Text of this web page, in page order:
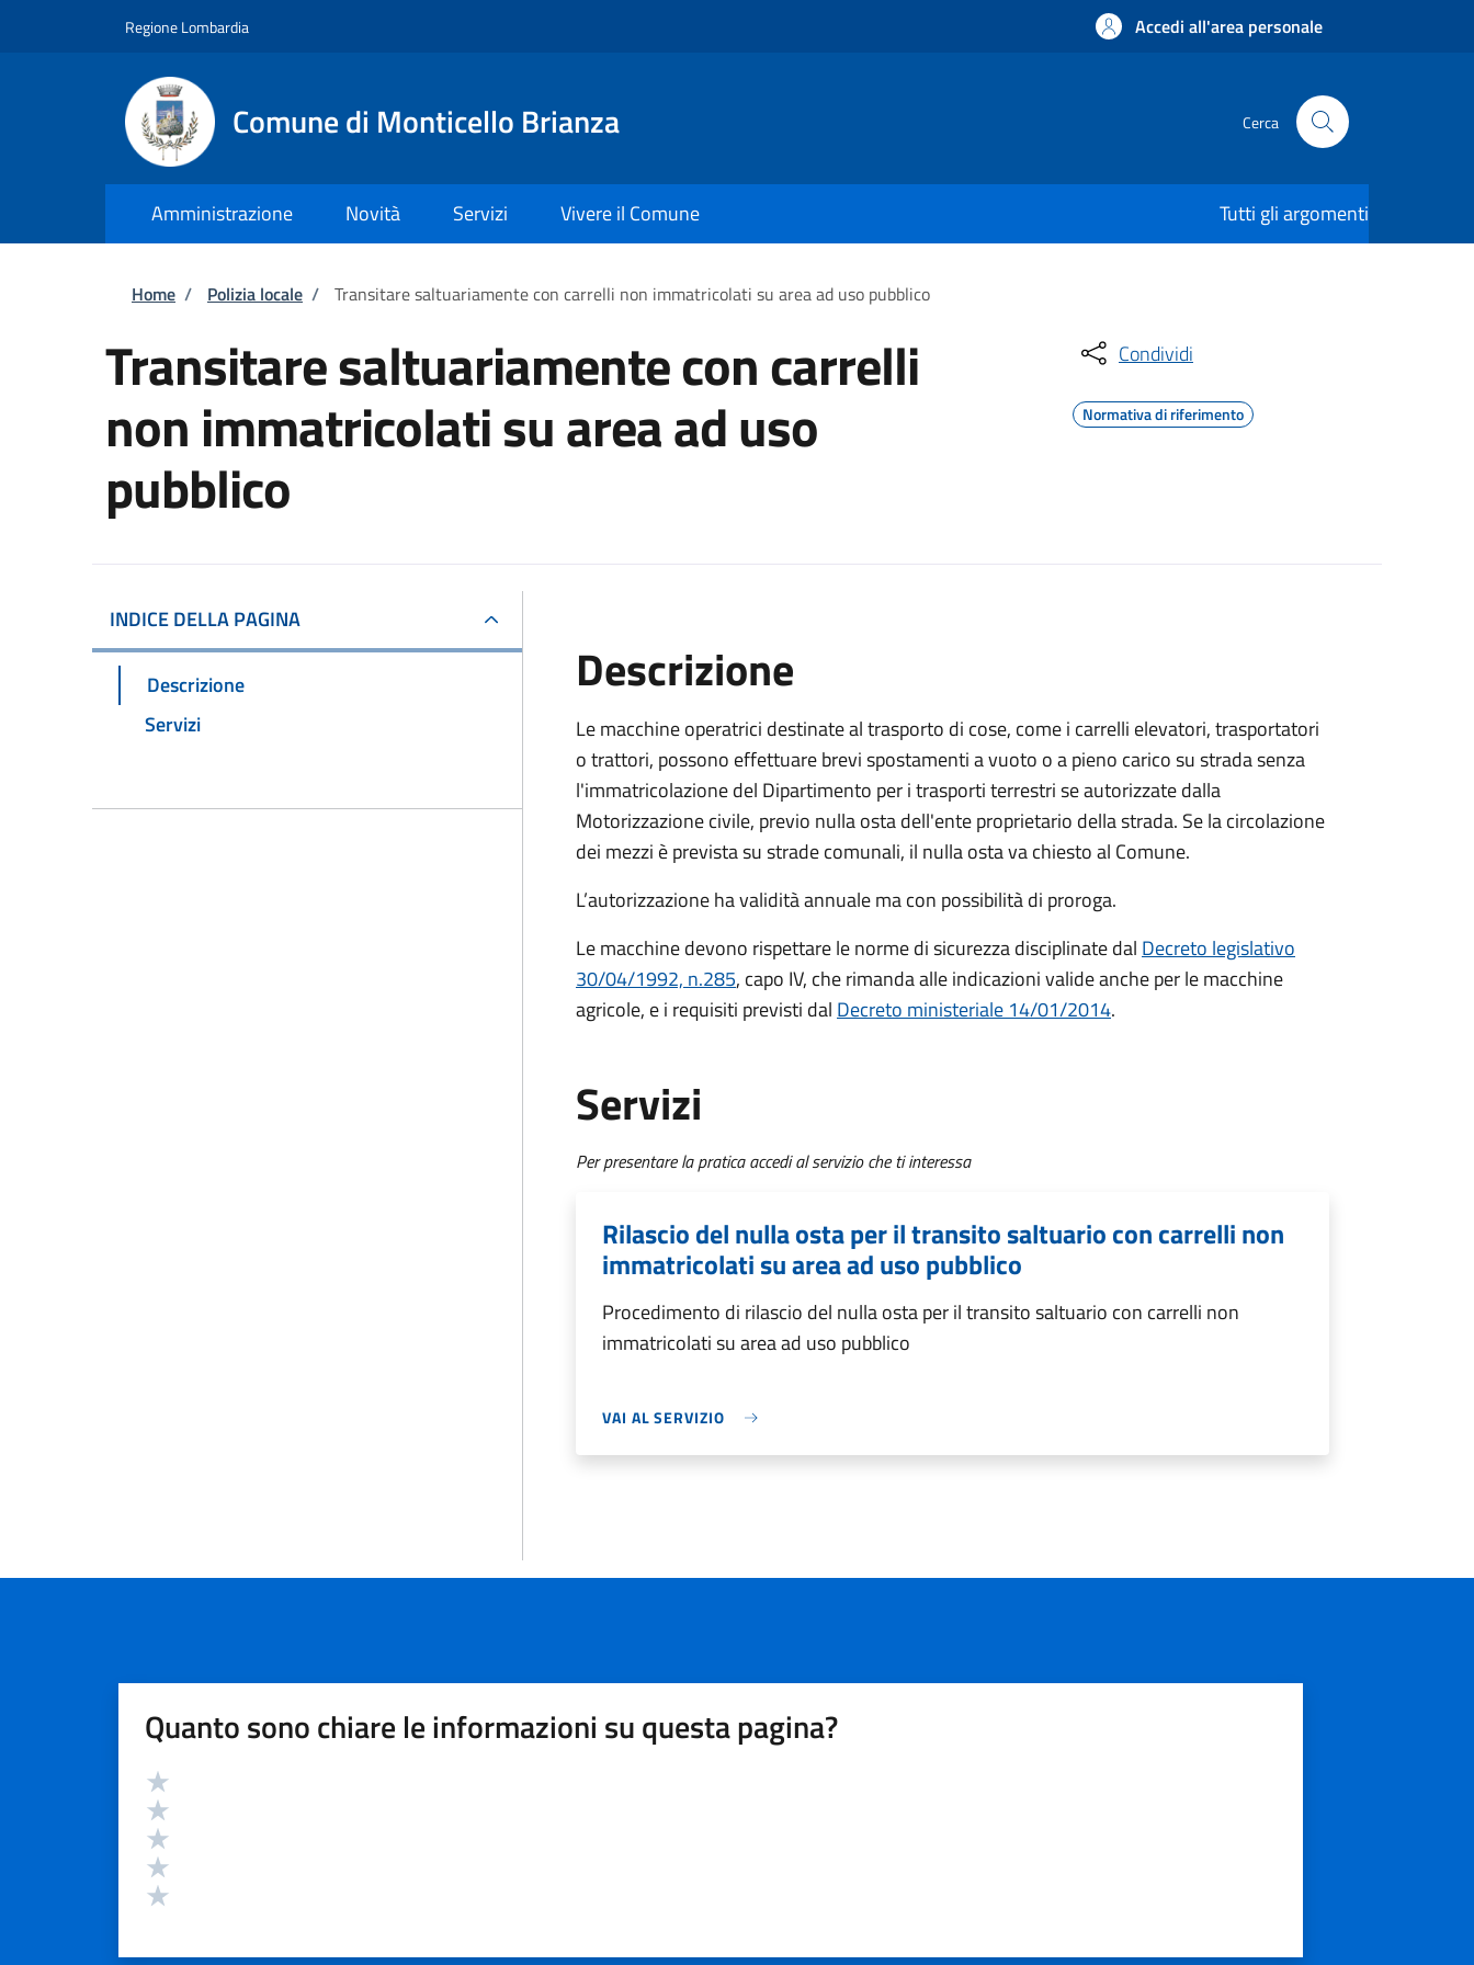
Regione Lombardia Accedi all'area personale
Comune di Monticello Brianza Cerca
Amministrazione Novità Servizi Vivere il Comune Tutti gli argomenti
Briciole di pane
Home / Polizia locale / Transitare saltuariamente con carrelli non immatricolati su area ad uso pubblico
Transitare saltuariamente con carrelli
non immatricolati su area ad uso
pubblico
Condividi
Normativa di riferimento
INDICE DELLA PAGINA
Descrizione
Servizi
Descrizione
Le macchine operatrici destinate al trasporto di cose, come i carrelli elevatori, trasportatori
o trattori, possono effettuare brevi spostamenti a vuoto o a pieno carico su strada senza
l'immatricolazione del Dipartimento per i trasporti terrestri se autorizzate dalla
Motorizzazione civile, previo nulla osta dell'ente proprietario della strada. Se la circolazione
dei mezzi è prevista su strade comunali, il nulla osta va chiesto al Comune.
L’autorizzazione ha validità annuale ma con possibilità di proroga.
Le macchine devono rispettare le norme di sicurezza disciplinate dal Decreto legislativo
30/04/1992, n.285, capo IV, che rimanda alle indicazioni valide anche per le macchine
agricole, e i requisiti previsti dal Decreto ministeriale 14/01/2014.
Servizi
Per presentare la pratica accedi al servizio che ti interessa
Rilascio del nulla osta per il transito saltuario con carrelli non
immatricolati su area ad uso pubblico
Procedimento di rilascio del nulla osta per il transito saltuario con carrelli non
immatricolati su area ad uso pubblico
VAI AL SERVIZIO
Quanto sono chiare le informazioni su questa pagina?
Valutazione